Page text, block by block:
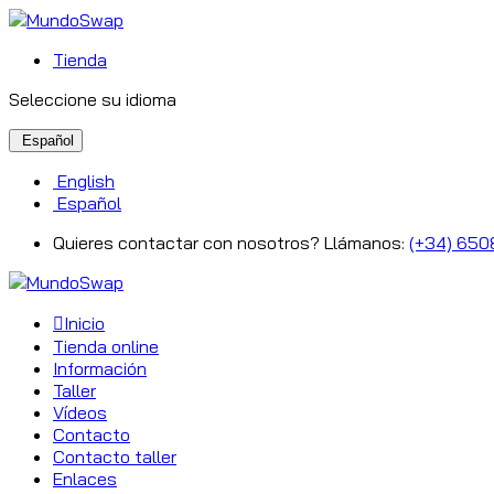
Tienda
Seleccione su idioma
Español
English
Español
Quieres contactar con nosotros? Llámanos: (+34)
Inicio
Tienda online
Información
Taller
Vídeos
Contacto
Contacto taller
Enlaces